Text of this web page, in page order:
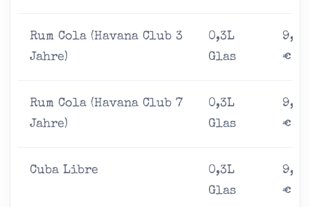
Rum Cola (Havana Club 3
Jahre)
0,3L
Glas
9,00
€
Rum Cola (Havana Club 7
Jahre)
0,3L
Glas
9,00
€
Cuba Libre
0,3L
Glas
9,00
€